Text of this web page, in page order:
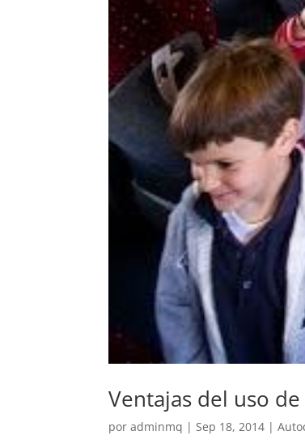
Ventajas del uso
poradminmq | Sep 18, 2014 |